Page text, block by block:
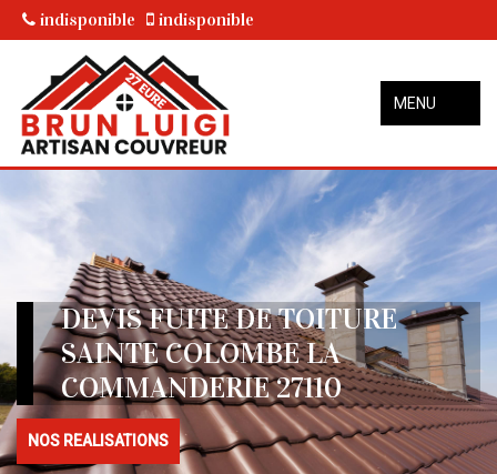
indisponible indisponible
MENU
DEVIS FUITE DE TOITURE
SAINTE COLOMBE LA
COMMANDERIE 27110
NOS REALISATIONS